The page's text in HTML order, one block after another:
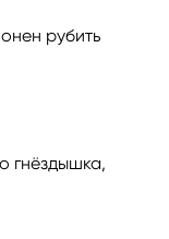
рубить
гнёздышка,